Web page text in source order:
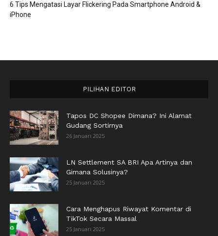
6 Tips Mengatasi Layar Flickering Pada Smartphone Android &
iPhone
PILIHAN EDITOR
Tapos DC Shopee Dimana? Ini Alamat
Gudang Sortirnya
26 Januari 2025
LN Settlement SA BRI Apa Artinya dan
Gimana Solusinya?
25 Januari 2025
Cara Menghapus Riwayat Komentar di
TikTok Secara Massal
25 Januari 2025